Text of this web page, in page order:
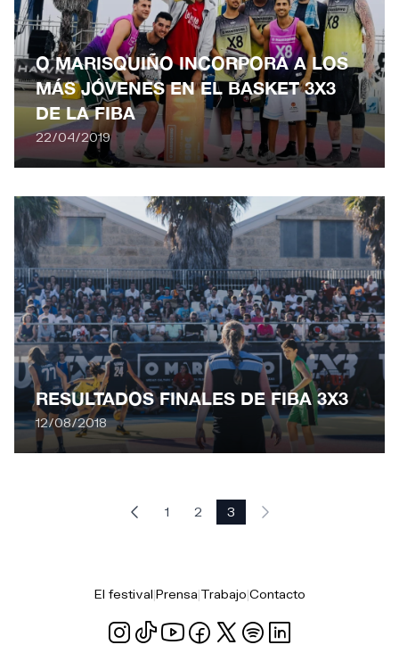
O MARISQUIÑO INCORPORA A LOS
MÁS JÓVENES EN EL BASKET 3X3
DE LA FIBA
22/04/2019
RESULTADOS FINALES DE FIBA 3X3
12/08/2018
1 2 3
El festival|Prensa|Trabajo|Contacto